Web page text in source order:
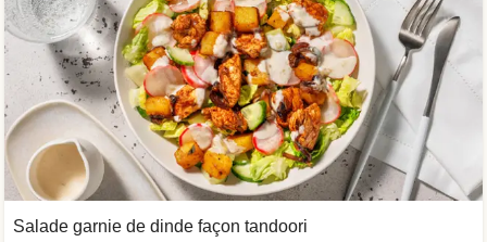
Salade garnie de dinde façon tandoori